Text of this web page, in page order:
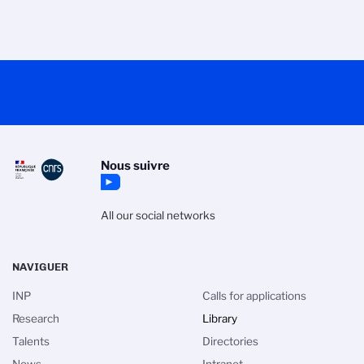
Nous suivre
All our social networks
NAVIGUER
INP
Research
Talents
Calls for applications
Library
Directories